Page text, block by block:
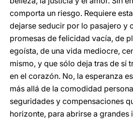
comporta un riesgo. Requiere
dejarse seducir por lo pasajero y
promesas de felicidad vacía, de
egoísta, de una vida mediocre,
mismo, y que sólo deja tras de sí
en el corazón. No, la esperanza
más allá de la comodidad
seguridades y compensaciones
horizonte, para abrirse a grandes